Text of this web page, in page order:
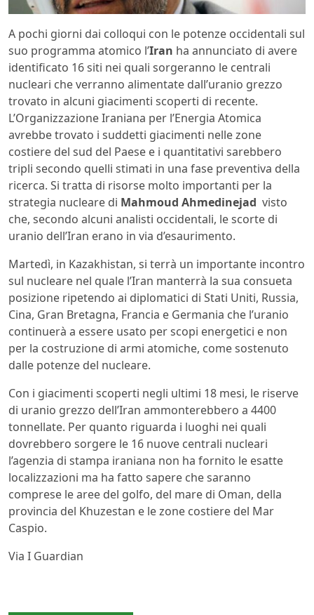
A pochi giorni dai colloqui con le potenze occidentali sul
suo programma atomico l’Iran ha annunciato di avere
identificato 16 siti nei quali sorgeranno le centrali
nucleari che verranno alimentate dall’uranio grezzo
trovato in alcuni giacimenti scoperti di recente.
L’Organizzazione Iraniana per l’Energia Atomica
avrebbe trovato i suddetti giacimenti nelle zone
costiere del sud del Paese e i quantitativi sarebbero
tripli secondo quelli stimati in una fase preventiva della
ricerca. Si tratta di risorse molto importanti per la
strategia nucleare di Mahmoud Ahmedinejad visto
che, secondo alcuni analisti occidentali, le scorte di
uranio dell’Iran erano in via d’esaurimento.
Martedì, in Kazakhistan, si terrà un importante incontro
sul nucleare nel quale l’Iran manterrà la sua consueta
posizione ripetendo ai diplomatici di Stati Uniti, Russia,
Cina, Gran Bretagna, Francia e Germania che l’uranio
continuerà a essere usato per scopi energetici e non
per la costruzione di armi atomiche, come sostenuto
dalle potenze del nucleare.
Con i giacimenti scoperti negli ultimi 18 mesi, le riserve
di uranio grezzo dell’Iran ammonterebbero a 4400
tonnellate. Per quanto riguarda i luoghi nei quali
dovrebbero sorgere le 16 nuove centrali nucleari
l’agenzia di stampa iraniana non ha fornito le esatte
localizzazioni ma ha fatto sapere che saranno
comprese le aree del golfo, del mare di Oman, della
provincia del Khuzestan e le zone costiere del Mar
Caspio.
Via I Guardian